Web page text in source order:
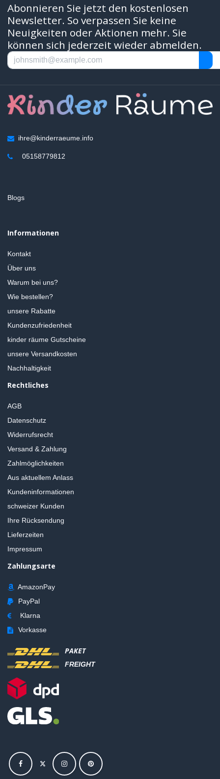
Abonnieren Sie jetzt den kostenlosen
Newsletter. So verpassen Sie keine
Neuigkeiten oder Aktionen mehr. Sie
können sich jederzeit wieder abmelden.
ihre@kinderraeume.info
05158779812
Blogs
Informationen
Kontakt
Über uns
Warum bei uns?
Wie bestellen?
unsere Rabatte
Kundenzufriedenheit
kinder räume Gutscheine
unsere Versandkosten
Nachhaltigkeit
Rechtliches
AGB
Datenschutz
Widerrufsrecht
Versand & Zahlung
Zahlmöglichkeiten
Aus aktuellem Anlass
Kundeninformationen
schweizer Kunden
Ihre Rücksendung
Lieferzeiten
Impressum
Zahlungsarte
AmazonPay
PayPal
Klarna
Vorkasse
PAKET
FREIGHT